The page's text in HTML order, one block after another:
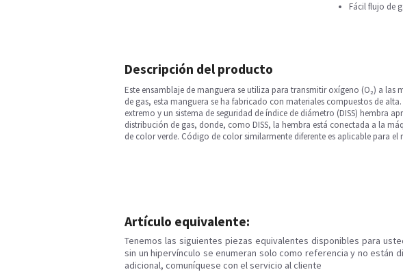
Fácil flujo de
Descripción del producto
Este ensamblaje de manguera se utiliza para transmitir oxígeno (O₂) a las
de gas, esta manguera se ha fabricado con materiales compuestos de
extremo y un sistema de seguridad de índice de diámetro (DISS) hembra
distribución de gas, donde, como DISS, la hembra está conectada a la
de color verde. Código de color similarmente diferente es aplicable para el
Artículo equivalente:
Tenemos las siguientes piezas equivalentes disponibles para
sin un hipervínculo se enumeran solo como referencia y no están
adicional, comuníquese con el servicio al cliente